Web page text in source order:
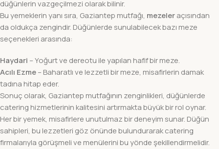
düğünlerin vazgeçilmezi olarak bilinir.
Bu yemeklerin yanı sıra, Gaziantep mutfağı, mezeleraçısından
da oldukça zengindir. Düğünlerde sunulabilecek bazı meze
seçenekleri arasında:
Haydari – Yoğurt ve dereotu ile yapılan hafif bir meze.
Acılı Ezme– Baharatlı ve lezzetli bir meze, misafirlerin damak
tadına hitap eder.
Sonuç olarak, Gaziantep mutfağının zenginlikleri, düğünlerde
catering hizmetlerinin kalitesini artırmakta büyük bir rol oynar.
Her bir yemek, misafirlere unutulmaz bir deneyim sunar. Düğün
sahipleri, bu lezzetleri göz önünde bulundurarak catering
firmalarıyla görüşmeli ve menülerini bu yönde şekillendirmelidir.